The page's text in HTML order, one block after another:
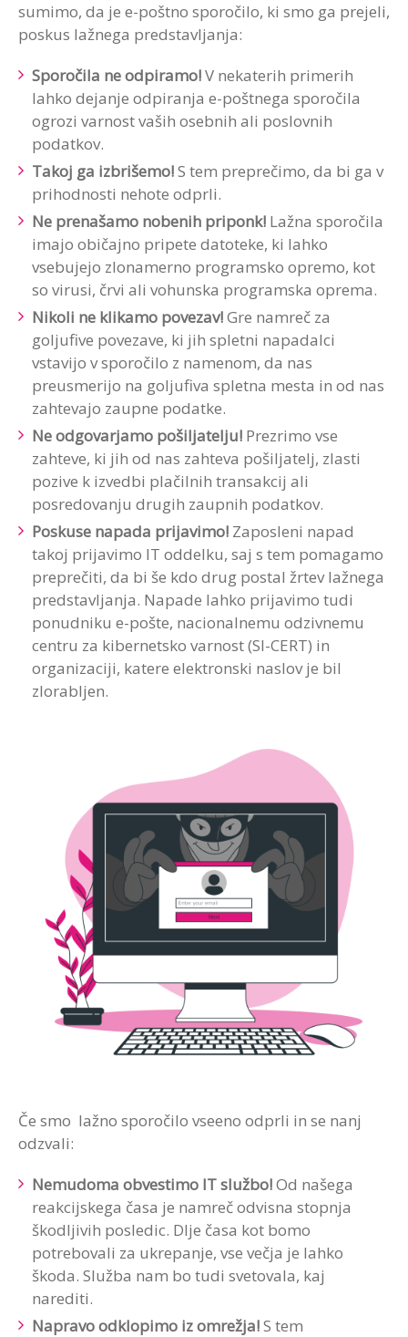
sumimo, da je e-poštno sporočilo, ki smo ga prejeli,
poskus lažnega predstavljanja:
Sporočila ne odpiramo!V nekaterih primerih
lahko dejanje odpiranja e-poštnega sporočila
ogrozi varnost vaših osebnih ali poslovnih
podatkov.
Takoj ga izbrišemo!S tem preprečimo, da bi ga v
prihodnosti nehote odprli.
Ne prenašamo nobenih priponk! Lažna sporočila
imajo običajno pripete datoteke, ki lahko
vsebujejo zlonamerno programsko opremo, kot
so virusi, črvi ali vohunska programska oprema.
Nikoli ne klikamo povezav!Gre namreč za
goljufive povezave, ki jih spletni napadalci
vstavijo v sporočilo z namenom, da nas
preusmerijo na goljufiva spletna mesta in od nas
zahtevajo zaupne podatke.
Ne odgovarjamo pošiljatelju! Prezrimo vse
zahteve, ki jih od nas zahteva pošiljatelj, zlasti
pozive k izvedbi plačilnih transakcij ali
posredovanju drugih zaupnih podatkov.
Poskuse napada prijavimo! Zaposleni napad
takoj prijavimo IT oddelku, saj s tem pomagamo
preprečiti, da bi še kdo drug postal žrtev lažnega
predstavljanja. Napade lahko prijavimo tudi
ponudniku e-pošte, nacionalnemu odzivnemu
centru za kibernetsko varnost (SI-CERT) in
organizaciji, katere elektronski naslov je bil
zlorabljen.
Če smo lažno sporočilo vseeno odprli in se nanj
odzvali:
Nemudoma obvestimo IT službo!Od našega
reakcijskega časa je namreč odvisna stopnja
škodljivih posledic. Dlje časa kot bomo
potrebovali za ukrepanje, vse večja je lahko
škoda. Služba nam bo tudi svetovala, kaj
narediti.
Napravo odklopimo iz omrežja!S tem